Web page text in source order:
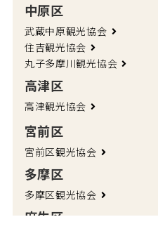
中原区
武蔵中原観光協会
住吉観光協会
丸子多摩川観光協会
高津区
高津観光協会
宮前区
宮前区観光協会
多摩区
多摩区観光協会
麻生区